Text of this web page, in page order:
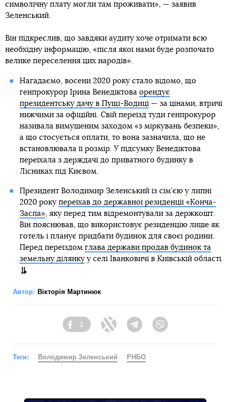
символічну плату могли там проживати», — заявив
Зеленський.
Він підкреслив, що завдяки аудиту хоче отримати всю
необхідну інформацію, «після якої нами буде розпочато
велике переселення цих народів».
Нагадаємо, восени 2020 року стало відомо, що
генпрокурор Ірина Венедіктова орендує
президентську дачу в Пущі-Водиці— за цінами, втричі
нижчими за офіційні. Свій переїзд туди генпрокурор
називала вимушеним заходом «з міркувань безпеки»,
а що стосується оплати, то вона зазначила, що не
встановлювала її розмір. У підсумку Венедіктова
переїхала з держдачі до приватного будинку в
Лісниках під Києвом.
Президент Володимир Зеленський із сім’єю у липні
2020 року переїхав до державної резиденції «Конча-
Заспа», яку перед тим відремонтували за держкошт.
Він пояснював, що використовує резиденцію лише як
готель і планує придбати будинок для своєї родини.
Перед переїздом глава держави продав будинок та
земельну ділянкуу селі Іванковичі в Київській області.
Автор: Вікторія Мартинюк
Facebook
1
Twitter Telegram
Теги: Володимир Зеленський РНБО